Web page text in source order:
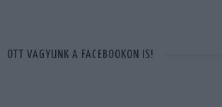
OTT VAGYUNK A FACEBOOKON IS!